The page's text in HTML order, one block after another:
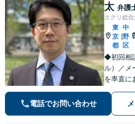
太 弁護
エクリ総
東
京
都
中
野
区
◆初回相
ル）／
を率直に
解決ま
ーディ
電話でお問い合わせ